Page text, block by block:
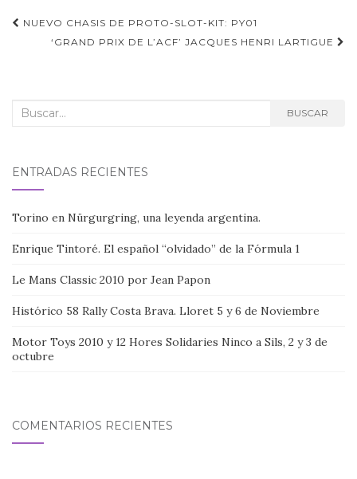
Navegación
NUEVO CHASIS DE PROTO-SLOT-KIT: PY01
‘GRAND PRIX DE L’ACF’ JACQUES HENRI LARTIGUE
Buscar: BUSCAR
ENTRADAS RECIENTES
Torino en Nürgurgring, una leyenda argentina.
Enrique Tintoré. El español “olvidado” de la Fórmula 1
Le Mans Classic 2010 por Jean Papon
Histórico 58 Rally Costa Brava. Lloret 5 y 6 de Noviembre
Motor Toys 2010 y 12 Hores Solidaries Ninco a Sils, 2 y 3 de
octubre
COMENTARIOS RECIENTES